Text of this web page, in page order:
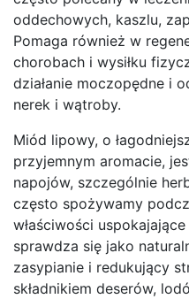
oddechowych, kaszlu,
Pomaga również w
chorobach i wysiłku
działanie moczopędne i
nerek i wątroby.
Miód lipowy, o
przyjemnym aromacie,
napojów, szczególnie
często spożywamy
właściwości
sprawdza się jako
zasypianie i redukujący
składnikiem deserów,